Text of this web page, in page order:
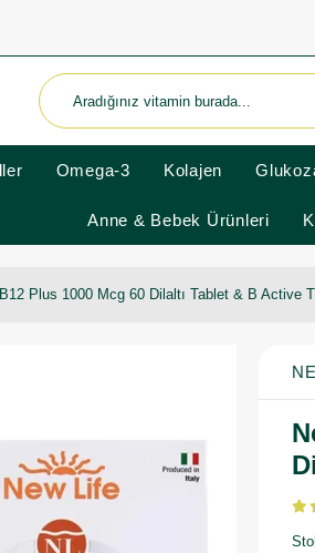
Omega-3 Kolajen
Anne & Bebek Ürünleri
Plus 1000 Mcg 60 Dilaltı Tablet & B Active